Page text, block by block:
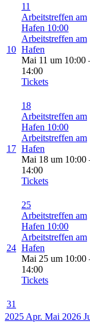
10
11
Arbeitstreffen am
Hafen 10:00
Arbeitstreffen am
Hafen
Mai 11 um 10:00
14:00
Tickets
17
18
Arbeitstreffen am
Hafen 10:00
Arbeitstreffen am
Hafen
Mai 18 um 10:00
14:00
Tickets
24
25
Arbeitstreffen am
Hafen 10:00
Arbeitstreffen am
Hafen
Mai 25 um 10:00
14:00
Tickets
31
2025 Apr. Mai 2026